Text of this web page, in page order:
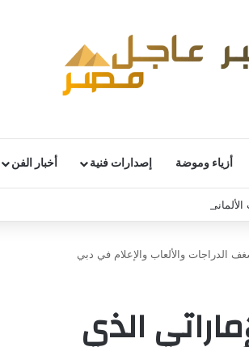
أزياء وموضة إصدارات فنية أخبار الفن
رغم استمرار التحديات
الدراجات والألعاب والإعلام في دبي
الذي